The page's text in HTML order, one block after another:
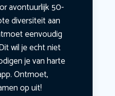
avontuurlijk 50-
diversiteit aan
eenvoudig
wil je echt niet
je van harte
Ontmoet,
op uit!